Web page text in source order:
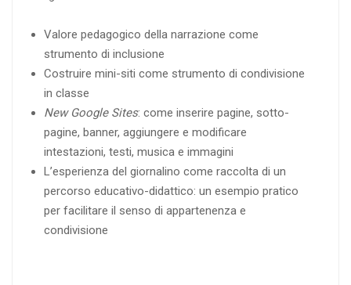
Valore pedagogico della narrazione come
strumento di inclusione
Costruire mini-siti come strumento di condivisione
in classe
New Google Sites: come inserire pagine, sotto-
pagine, banner, aggiungere e modificare
intestazioni, testi, musica e immagini
L’esperienza del giornalino come raccolta di un
percorso educativo-didattico: un esempio pratico
per facilitare il senso di appartenenza e
condivisione